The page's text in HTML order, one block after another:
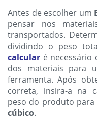
Antes de escolher um
pensar nos
transportados.
dividindo o peso
calcular é necessário
dos materiais para
ferramenta. Após
correta, insira-a na
peso do produto
cúbico.